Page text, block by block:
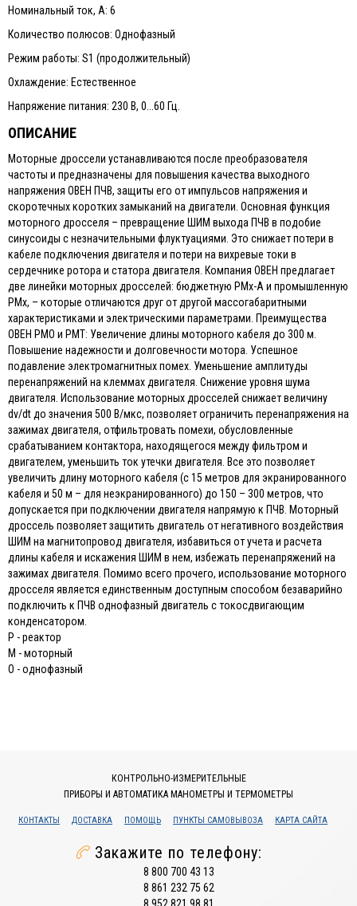
Номинальный ток, А: 6
Количество полюсов: Однофазный
Режим работы: S1 (продолжительный)
Охлаждение: Естественное
Напряжение питания: 230 В, 0...60 Гц.
ОПИСАНИЕ
Моторные дроссели устанавливаются после преобразователя
частоты и предназначены для повышения качества выходного
напряжения ОВЕН ПЧВ, защиты его от импульсов напряжения и
скоротечных коротких замыканий на двигатели. Основная функция
моторного дросселя – превращение ШИМ выхода ПЧВ в подобие
синусоиды с незначительными флуктуациями. Это снижает потери в
кабеле подключения двигателя и потери на вихревые токи в
сердечнике ротора и статора двигателя. Компания ОВЕН предлагает
две линейки моторных дросселей: бюджетную РМх-А и промышленную
РМх, – которые отличаются друг от другой массогабаритными
характеристиками и электрическими параметрами. Преимущества
ОВЕН РМО и РМТ: Увеличение длины моторного кабеля до 300 м.
Повышение надежности и долговечности мотора. Успешное
подавление электромагнитных помех. Уменьшение амплитуды
перенапряжений на клеммах двигателя. Снижение уровня шума
двигателя. Использование моторных дросселей снижает величину
dv/dt до значения 500 В/мкс, позволяет ограничить перенапряжения на
зажимах двигателя, отфильтровать помехи, обусловленные
срабатыванием контактора, находящегося между фильтром и
двигателем, уменьшить ток утечки двигателя. Все это позволяет
увеличить длину моторного кабеля (с 15 метров для экранированного
кабеля и 50 м – для неэкранированного) до 150 – 300 метров, что
допускается при подключении двигателя напрямую к ПЧВ. Моторный
дроссель позволяет защитить двигатель от негативного воздействия
ШИМ на магнитопровод двигателя, избавиться от учета и расчета
длины кабеля и искажения ШИМ в нем, избежать перенапряжений на
зажимах двигателя. Помимо всего прочего, использование моторного
дросселя является единственным доступным способом безаварийно
подключить к ПЧВ однофазный двигатель с токосдвигающим
конденсатором.
Р - реактор
М - моторный
О - однофазный
КОНТРОЛЬНО-ИЗМЕРИТЕЛЬНЫЕ
ПРИБОРЫ И АВТОМАТИКА МАНОМЕТРЫ И ТЕРМОМЕТРЫ
КОНТАКТЫ ДОСТАВКА ПОМОЩЬ ПУНКТЫ САМОВЫВОЗА КАРТА САЙТА
Закажите по телефону:
8 800 700 43 13
8 861 232 75 62